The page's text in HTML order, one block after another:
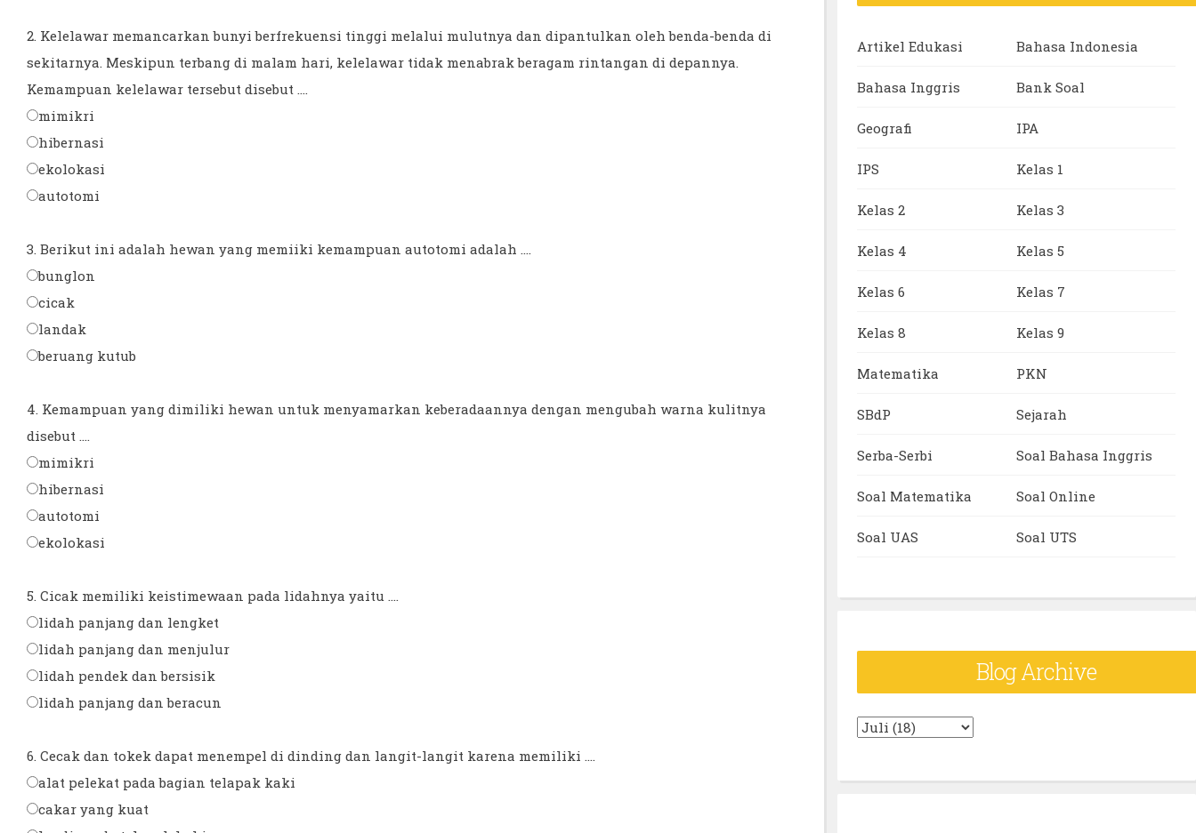
2. Kelelawar memancarkan bunyi berfrekuensi tinggi melalui mulutnya dan dipantulkan oleh benda-benda di
sekitarnya. Meskipun terbang di malam hari, kelelawar tidak menabrak beragam rintangan di depannya.
Kemampuan kelelawar tersebut disebut ....
mimikri
hibernasi
ekolokasi
autotomi
3. Berikut ini adalah hewan yang memiiki kemampuan autotomi adalah ....
bunglon
cicak
landak
beruang kutub
4. Kemampuan yang dimiliki hewan untuk menyamarkan keberadaannya dengan mengubah warna kulitnya
disebut ....
mimikri
hibernasi
autotomi
ekolokasi
5. Cicak memiliki keistimewaan pada lidahnya yaitu ....
lidah panjang dan lengket
lidah panjang dan menjulur
lidah pendek dan bersisik
lidah panjang dan beracun
6. Cecak dan tokek dapat menempel di dinding dan langit-langit karena memiliki ....
alat pelekat pada bagian telapak kaki
cakar yang kuat
Artikel Edukasi Bahasa Indonesia
Bahasa Inggris Bank Soal
Geografi IPA
IPS Kelas 1
Kelas 2 Kelas 3
Kelas 4 Kelas 5
Kelas 6 Kelas 7
Kelas 8 Kelas 9
Matematika PKN
SBdP Sejarah
Serba-Serbi Soal Bahasa Inggris
Soal Matematika Soal Online
Soal UAS Soal UTS
Blog Archive